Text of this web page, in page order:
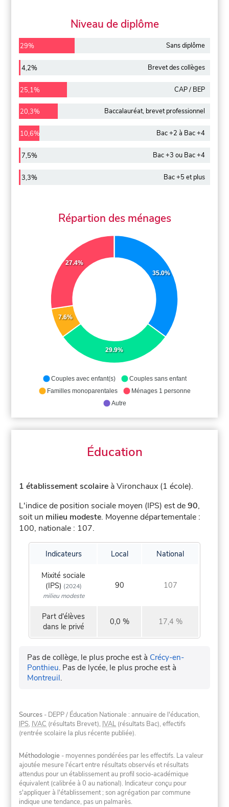
Niveau de diplôme
29% Sans diplôme
4,2% Brevet des collèges
25,1% CAP / BEP
20,3% Baccalauréat, brevet professionnel
10,6% Bac +2 à Bac +4
7,5% Bac +3 ou Bac +4
3,3% Bac +5 et plus
Répartion des ménages
35.0%
29.9%
7.6%
27.4%
Couples avec enfant(s)
Couples sans enfant
Familles monoparentales
Ménages 1 personne
Autre
Éducation
1 établissement scolaire à Vironchaux (1 école).
L'indice de position sociale moyen (IPS) est de90,
soit un milieu modeste. Moyenne départementale :
100, nationale : 107.
Indicateurs Local National
Mixité sociale
(IPS) (2024)
milieu modeste
90 107
Part d'élèves
dans le privé
0,0 % 17,4 %
Pas de collège, le plus proche est à Crécy-en-
Ponthieu. Pas de lycée, le plus proche est à
Montreuil.
Sources - DEPP / Éducation Nationale : annuaire de l'éducation,
IPS, IVAC (résultats Brevet), IVAL (résultats Bac), effectifs
(rentrée scolaire la plus récente publiée).
Méthodologie - moyennes pondérées par les effectifs. La valeur
ajoutée mesure l'écart entre résultats observés et résultats
attendus pour un établissement au profil socio-académique
équivalent (calibrée à 0 au national). Indicateur conçu pour
s'appliquer à l'établissement ; son agrégation par commune
indique une tendance, pas un palmarès.